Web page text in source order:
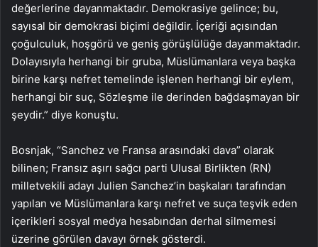
değerlerine dayanmaktadır. Demokrasiye gelince; bu,
sayısal bir demokrasi biçimi değildir. İçeriği açısından
çoğulculuk, hoşgörü ve geniş görüşlülüğe dayanmaktadır.
Dolayısıyla herhangi bir gruba, Müslümanlara veya başka
birine karşı nefret temelinde işlenen herhangi bir eylem,
herhangi bir suç, Sözleşme ile derinden bağdaşmayan bir
şeydir.” diye konuştu.
Bosnjak, “Sanchez ve Fransa arasındaki dava” olarak
bilinen; Fransız aşırı sağcı parti Ulusal Birlikten (RN)
milletvekili adayı Julien Sanchez’in başkaları tarafından
yapılan ve Müslümanlara karşı nefret ve suça teşvik eden
içerikleri sosyal medya hesabından derhal silmemesi
üzerine görülen davayı örnek gösterdi.